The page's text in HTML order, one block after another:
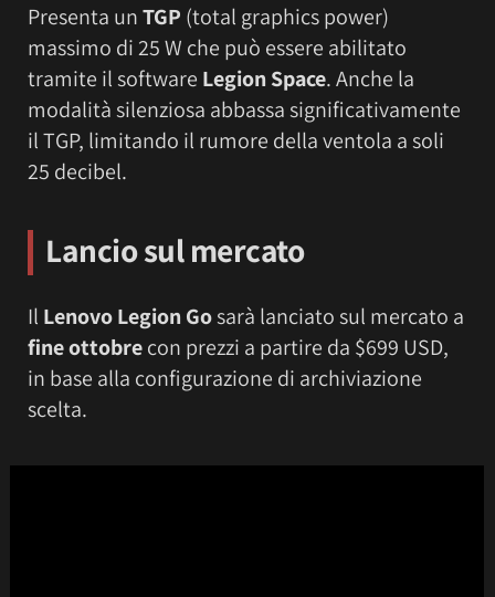
Presenta unTGP (total graphics power)
massimo di 25 W che può essere abilitato
tramite il software Legion Space. Anche la
modalità silenziosa abbassa significativamente
il TGP, limitando il rumore della ventola a soli
25 decibel.
Lancio sul mercato
Il Lenovo Legion Gosarà lanciato sul mercato a
fine ottobrecon prezzi a partire da $699 USD,
in base alla configurazione di archiviazione
scelta.